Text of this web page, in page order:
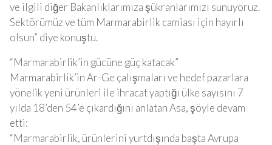
ve ilgili diğer Bakanlıklarımıza şükranlarımızı sunuyoruz.
Sektörümüz ve tüm Marmarabirlik camiası için hayırlı
olsun” diye konuştu.
“Marmarabirlik’in gücüne güç katacak”
Marmarabirlik’in Ar-Ge çalışmaları ve hedef pazarlara
yönelik yeni ürünleri ile ihracat yaptığı ülke sayısını 7
yılda 18’den 54’e çıkardığını anlatan Asa, şöyle devam
etti:
“Marmarabirlik, ürünlerini yurtdışında başta Avrupa